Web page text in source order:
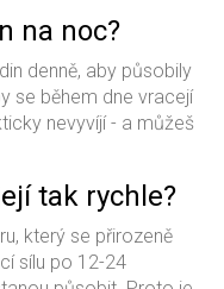
na noc?
denně, aby působily
se během dne vracejí
nevyvíjí - a můžeš
tak rychle?
který se přirozeně
sílu po 12-24